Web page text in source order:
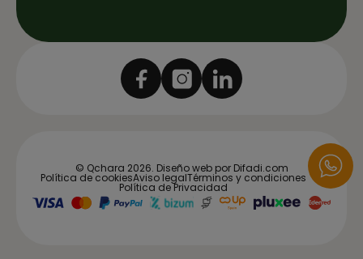
© Qchara 2026. Diseño web por Difadi.com
Política de cookiesAviso legalTérminos y condiciones
Política de Privacidad